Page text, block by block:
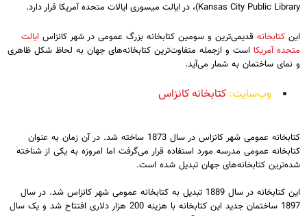
Kansas City Public Library)، در ایالت میسوری ایالات متحده آمریکا قرار دارد.
این کتابخانه قدیمی‌ترین و سومین کتابخانه بزرگ عمومی در شهر کانزاس ایالت
متحده آمریکا است و ازجمله متفاوت‌ترین کتابخانه‌های جهان به لحاظ شکل ظاهری
و نمای ساختمان به شمار می‌آید.
وب‌سایت: کتابخانه کانزاس
کتابخانه عمومی شهر کانزاس در سال 1873 ساخته شد. در آن زمان به عنوان
کتابخانه عمومی مدرسه مورد استفاده قرار می‌گرفت اما امروزه به یکی از شناخته‌
شده‌ترین کتابخانه‌های جهان تبدیل شده است.
این کتابخانه در سال 1889 تبدیل به کتابخانه عمومی شهر کانزاس شد. در سال
1897 ساختمان جدید این کتابخانه با هزینه 200 هزار دلاری افتتاح شد و یک سال